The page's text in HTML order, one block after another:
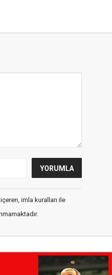
imla kuralları ile